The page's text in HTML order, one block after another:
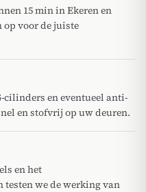
15 min in Ekeren en
op voor de juiste
cilinders en eventueel anti-
en stofvrij op uw deuren.
en het
testen we de werking van